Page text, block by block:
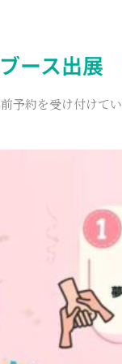
ース出
予約を受け付けてい